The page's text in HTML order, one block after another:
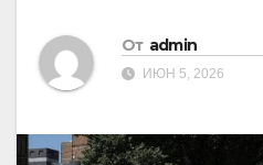
От admin
ИЮН 5, 2026